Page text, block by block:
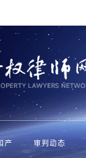
产 审判动态